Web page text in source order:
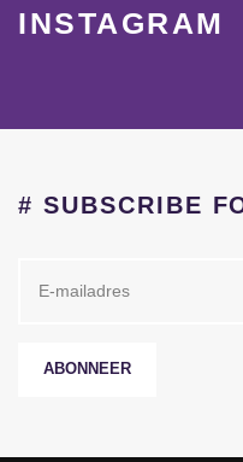
INSTAGRAM
# SUBSCRIBE
ABONNEER